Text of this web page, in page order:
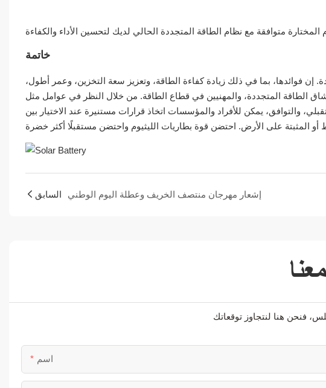
خاتمة
إن فوائدها، بما في ذلك زيادة كفاءة الطاقة، وتعزيز سعة التخزين، وعمر أطول،
وعشاق الطاقة المتجددة، والمهنيين في قطاع الطاقة. من خلال النظر في عوامل مثل
والتوافق، يمكن للأفراد والمؤسسات اتخاذ قرارات مستنيرة عند الاختيار بين
السابق إشعار مهرجان منتصف الخريف وعطلة اليوم الوطني
اسم